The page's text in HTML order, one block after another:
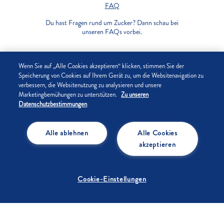
FAQ
Du hast Fragen rund um Zucker? Dann schau bei
unseren FAQs vorbei.
UNTERNEHMEN
DATENSCHUTZ
COOKIE-EINSTELLUNGEN
Wenn Sie auf „Alle Cookies akzeptieren“ klicken, stimmen Sie der
Speicherung von Cookies auf Ihrem Gerät zu, um die Websitenavigation zu
verbessern, die Websitenutzung zu analysieren und unsere
Marketingbemühungen zu unterstützen. Zu unseren
Datenschutzbestimmungen
Alle Cookies
akzeptieren
Alle ablehnen
Cookie-Einstellungen